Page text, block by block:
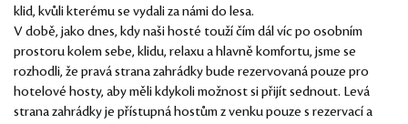
klid, kvůli kterému se vydali za námi do lesa.
V době, jako dnes, kdy naši hosté touží čím dál víc po osobním
prostoru kolem sebe, klidu, relaxu a hlavně komfortu, jsme se
rozhodli, že pravá strana zahrádky bude rezervovaná pouze pro
hotelové hosty, aby měli kdykoli možnost si přijít sednout. Levá
strana zahrádky je přístupná hostům z venku pouze s rezervací a